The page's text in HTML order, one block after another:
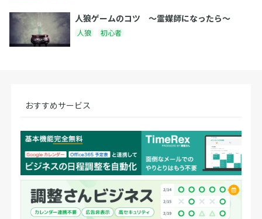
人狼ゲームのコツ 〜霊媒師になったら〜
人狼 初心者
おすすめサービス